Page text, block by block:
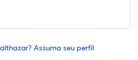
Assuma seu perfil